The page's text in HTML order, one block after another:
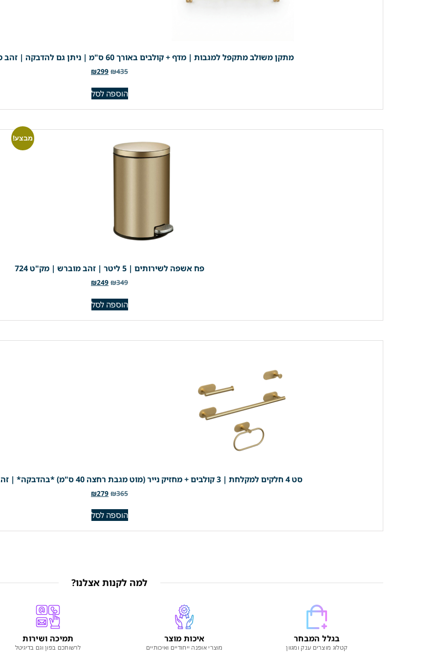
מתקן משולב מתקפל למגבות | מדף + קולבים באורך 60 ס"מ | ניתן גם להדבקה | זהב מוברש | מק"ט 201BG
₪435
₪299
הוספה לסל
מבצע!
פח אשפה לשירותים | 5 ליטר | זהב מוברש | מק"ט 724
₪349
₪249
הוספה לסל
סט 4 חלקים למקלחת | 3 קולבים + מחזיק נייר (מוט מגבת רחצה 40 ס"מ) *בהדבקה* | זהב מוברש | מק"ט 203BG
₪365
₪279
הוספה לסל
למה לקנות אצלנו?
בגלל המבחר
קטלוג מוצרים ענק ומגוון
איכות מוצר
מוצרי אופנה ייחודיים ואיכותיים
תמיכה ושירות
לרשותכם בפון וגם בדיגיטל